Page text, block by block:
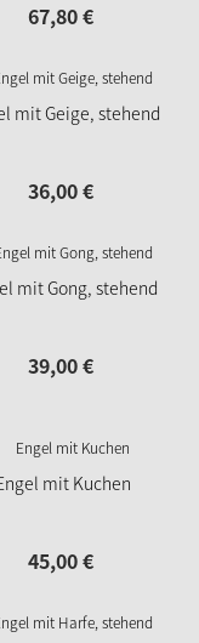
67,80€
mit Geige, stehend
36,00€
mit Gong, stehend
39,00€
mit Kuchen
45,00€